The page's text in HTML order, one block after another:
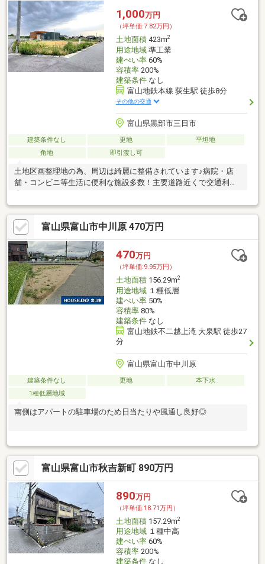
1,000万円
（坪単価:7.82万円）
土地面積423m2
用途地域準工業
建ぺい率60%
容積率200%
建築条件なし
富山地鉄本線 荻生駅 徒歩8分
その他の交通
富山県黒部市三日市
建築条件なし 更地
平坦地
角地
即引渡し可
土地区画整理地の為、周辺は綺麗に整備されています♪病院・店
舗・コンビニ等生活に便利な施設多数！主要道路近くで交通利便
◎！
富山県富山市中川原 470万円
470万円
（坪単価:9.95万円）
土地面積156.29m2
用途地域１種低層
建ぺい率50%
容積率80%
建築条件なし
富山地鉄不二越上滝 大泉駅 徒歩27
分
富山県富山市中川原
建築条件なし 更地
本下水
1種低層地域
南側はアパートの駐車場のため日当たりや風通し良好◎
富山県富山市秋吉新町 890万円
890万円
（坪単価:18.71万円）
土地面積157.29m2
用途地域１種中高
建ぺい率60%
容積率200%
建築条件なし